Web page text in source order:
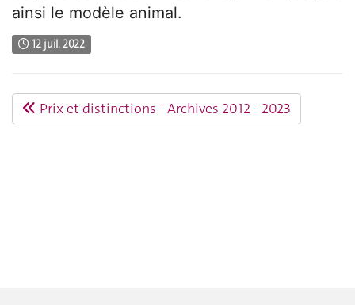
ainsi le modèle animal.
12 juil. 2022
Prix et distinctions - Archives 2012 - 2023